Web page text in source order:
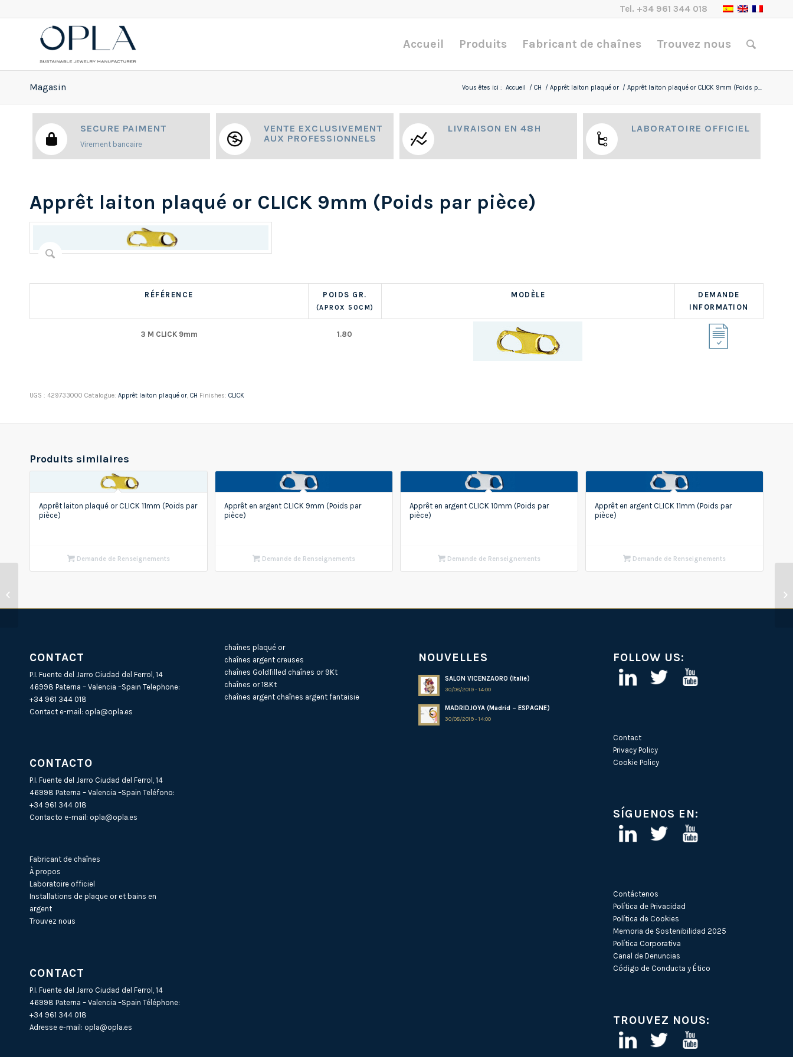
Tel. +34 961 344 018
Accueil Produits Fabricant de chaînes Trouvez nous
Magasin Vous êtes ici : Accueil / CH / Apprêt laiton plaqué or / Apprêt laiton plaqué or CLICK 9mm (Poids p...
SECURE PAIMENT
Virement bancaire
VENTE EXCLUSIVEMENT
AUX PROFESSIONNELS
LIVRAISON EN 48H LABORATOIRE OFFICIEL
Apprêt laiton plaqué or CLICK 9mm (Poids par pièce)
RÉFÉRENCE POIDS GR.
(APROX 50CM)
MODÈLE
DEMANDE
INFORMATION
3 M CLICK 9mm 1.80
UGS : 429733000 Catalogue: Apprêt laiton plaqué or, CH Finishes: CLICK
Produits similaires
Apprêt laiton plaqué or CLICK 11mm (Poids par
pièce)
Demande de Renseignements
Apprêt en argent CLICK 9mm (Poids par
pièce)
Demande de Renseignements
Apprêt en argent CLICK 10mm (Poids par
pièce)
Demande de Renseignements
Apprêt en argent CLICK 11mm (Poids par
pièce)
Demande de Renseignements
CONTACT
P.I. Fuente del Jarro Ciudad del Ferrol, 14
46998 Paterna – Valencia –Spain Telephone:
+34 961 344 018
Contact e-mail: opla@opla.es
CONTACTO
P.I. Fuente del Jarro Ciudad del Ferrol, 14
46998 Paterna – Valencia –Spain Teléfono:
+34 961 344 018
Contacto e-mail: opla@opla.es
Fabricant de chaînes
À propos
Laboratoire officiel
Installations de plaque or et bains en
argent
Trouvez nous
CONTACT
P.I. Fuente del Jarro Ciudad del Ferrol, 14
46998 Paterna – Valencia –Spain Téléphone:
+34 961 344 018
Adresse e-mail: opla@opla.es
chaînes plaqué or
chaînes argent creuses
chaînes Goldfilled chaînes or 9Kt
chaînes or 18Kt
chaînes argent chaînes argent fantaisie
NOUVELLES
SALON VICENZAORO (Italie)
30/08/2019 - 14:00
MADRIDJOYA (Madrid – ESPAGNE)
30/08/2019 - 14:00
FOLLOW US:
Contact
Privacy Policy
Cookie Policy
SÍGUENOS EN:
Contáctenos
Política de Privacidad
Política de Cookies
Memoria de Sostenibilidad 2025
Política Corporativa
Canal de Denuncias
Código de Conducta y Ético
TROUVEZ NOUS:
(Poids par pa...